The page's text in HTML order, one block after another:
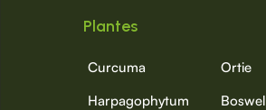
Plantes
Curcuma
Ortie
Harpagophytum